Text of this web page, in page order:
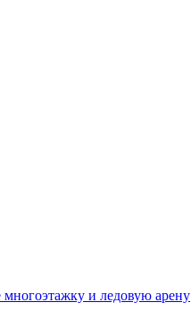
многоэтажку и ледовую арену